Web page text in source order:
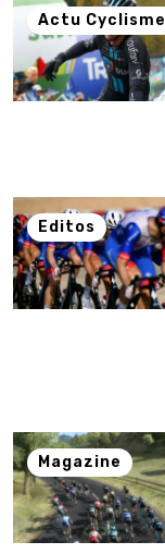
Actu Cyclisme
Editos
Magazine